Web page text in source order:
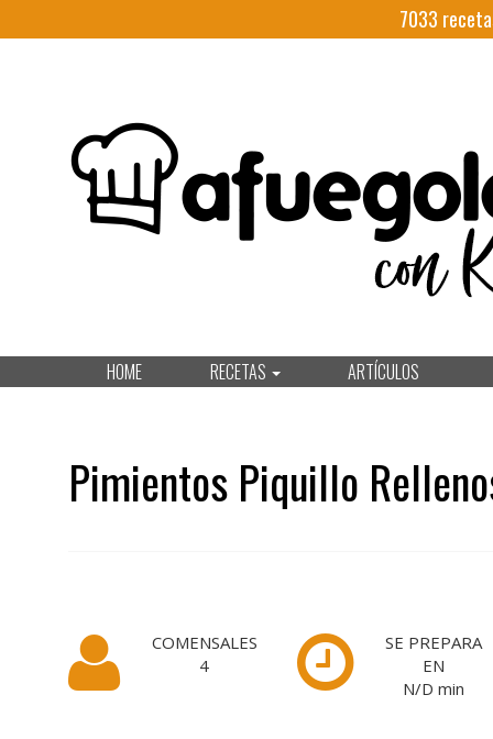
7033
HOME RECETAS ARTÍCULOS
Pimientos Piquillo
COMENSALES
4
SE PREPARA
EN
N/D min